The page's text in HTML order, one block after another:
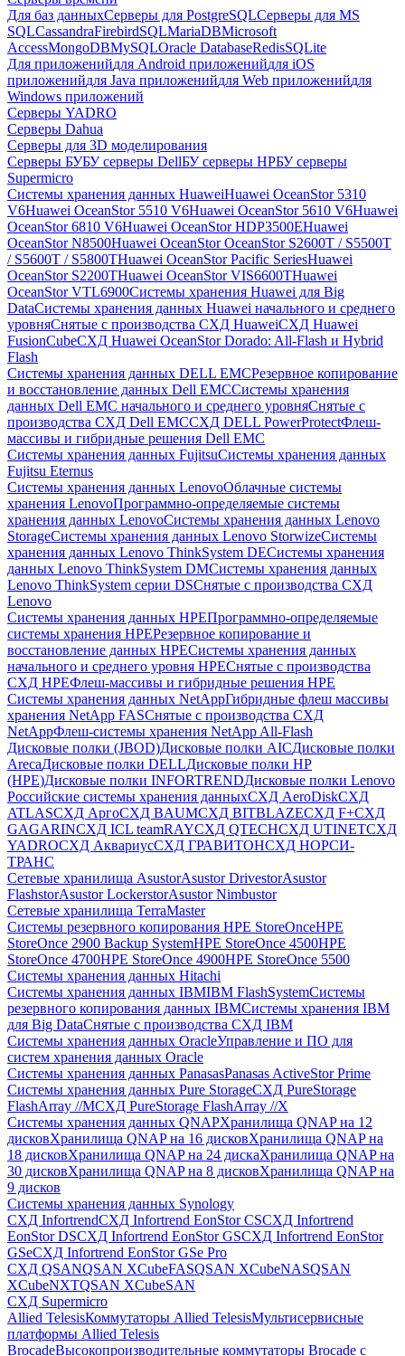
Для баз данныхСерверы для PostgreSQLСерверы для MS
SQLCassandraFirebirdSQLMariaDBMicrosoft
AccessMongoDBMySQLOracle DatabaseRedisSQLite
Для приложенийдля Android приложенийдля iOS
приложенийдля Java приложенийдля Web приложенийдля
Windows приложений
Серверы YADRO
Серверы Dahua
Серверы для 3D моделирования
Серверы БУБУ серверы DellБУ серверы HPБУ серверы
Supermicro
Системы хранения данных HuaweiHuawei OceanStor 5310
V6Huawei OceanStor 5510 V6Huawei OceanStor 5610 V6Huawei
OceanStor 6810 V6Huawei OceanStor HDP3500EHuawei
OceanStor N8500Huawei OceanStor OceanStor S2600T / S5500T
/ S5600T / S5800THuawei OceanStor Pacific SeriesHuawei
OceanStor S2200THuawei OceanStor VIS6600THuawei
OceanStor VTL6900Системы хранения Huawei для Big
DataСистемы хранения данных Huawei начального и среднего
уровняСнятые с производства СХД HuaweiСХД Huawei
FusionCubeСХД Huawei OceanStor Dorado: All-Flash и Hybrid
Flash
Системы хранения данных DELL EMCРезервное копирование
и восстановление данных Dell EMCСистемы хранения
данных Dell EMC начального и среднего уровняСнятые с
производства СХД Dell EMCСХД DELL PowerProtectФлеш-
массивы и гибридные решения Dell EMC
Системы хранения данных FujitsuСистемы хранения данных
Fujitsu Eternus
Системы хранения данных LenovoОблачные системы
хранения LenovoПрограммно-определяемые системы
хранения данных LenovoСистемы хранения данных Lenovo
StorageСистемы хранения данных Lenovo StorwizeСистемы
хранения данных Lenovo ThinkSystem DEСистемы хранения
данных Lenovo ThinkSystem DMСистемы хранения данных
Lenovo ThinkSystem серии DSСнятые с производства СХД
Lenovo
Системы хранения данных HPEПрограммно-определяемые
системы хранения HPEРезервное копирование и
восстановление данных HPEСистемы хранения данных
начального и среднего уровня HPEСнятые с производства
СХД HPEФлеш-массивы и гибридные решения HPE
Cистемы хранения данных NetAppГибридные флеш массивы
хранения NetApp FASСнятые с производства СХД
NetAppФлеш-системы хранения NetApp All-Flash
Дисковые полки (JBOD)Дисковые полки AICДисковые полки
ArecaДисковые полки DELLДисковые полки HP
(HPE)Дисковые полки INFORTRENDДисковые полки Lenovo
Российские системы хранения данныхСХД AeroDiskСХД
ATLASСХД AргоСХД BAUMСХД BITBLAZEСХД F+СХД
GAGARINСХД ICL teamRAYСХД QTECHСХД UTINETСХД
YADROСХД АквариусСХД ГРАВИТОНСХД НОРСИ-
ТРАНС
Сетевые хранилища AsustorAsustor DrivestorAsustor
FlashstorAsustor LockerstorAsustor Nimbustor
Сетевые хранилища TerraMaster
Системы резервного копирования HPE StoreOnceHPE
StoreOnce 2900 Backup SystemHPE StoreOnce 4500HPE
StoreOnce 4700HPE StoreOnce 4900HPE StoreOnce 5500
Системы хранения данных Hitachi
Системы хранения данных IBMIBM FlashSystemСистемы
резервного копирования данных IBMСистемы хранения IBM
для Big DataСнятые с производства СХД IBM
Системы хранения данных OracleУправление и ПО для
систем хранения данных Oracle
Системы хранения данных PanasasPanasas ActiveStor Prime
Системы хранения данных Pure StorageСХД PureStorage
FlashArray //MСХД PureStorage FlashArray //X
Системы хранения данных QNAPХранилища QNAP на 12
дисковХранилища QNAP на 16 дисковХранилища QNAP на
18 дисковХранилища QNAP на 24 дискаХранилища QNAP на
30 дисковХранилища QNAP на 8 дисковХранилища QNAP на
9 дисков
Системы хранения данных Synology
СХД InfortrendСХД Infortrend EonStor CSСХД Infortrend
EonStor DSСХД Infortrend EonStor GSСХД Infortrend EonStor
GSeСХД Infortrend EonStor GSe Pro
СХД QSANQSAN XCubeFASQSAN XCubeNASQSAN
XCubeNXTQSAN XCubeSAN
СХД Supermicro
Allied TelesisКоммутаторы Allied TelesisМультисервисные
платформы Allied Telesis
BrocadeВысокопроизводительные коммутаторы Brocade с